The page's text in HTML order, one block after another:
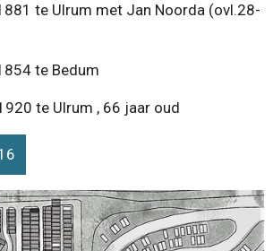
te Ulrum met Jan Noorda (ovl.28-
te Bedum
te Ulrum , 66 jaar oud